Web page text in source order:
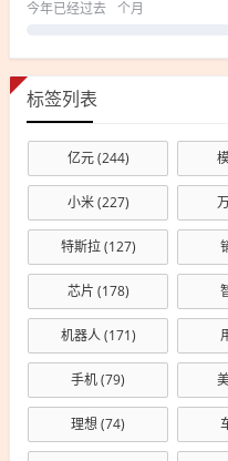
今年已经过去 个月
标签列表
亿元(244)
小米(227)
特斯拉(127)
芯片 (178)
机器人(171)
手机(79)
理想(74)